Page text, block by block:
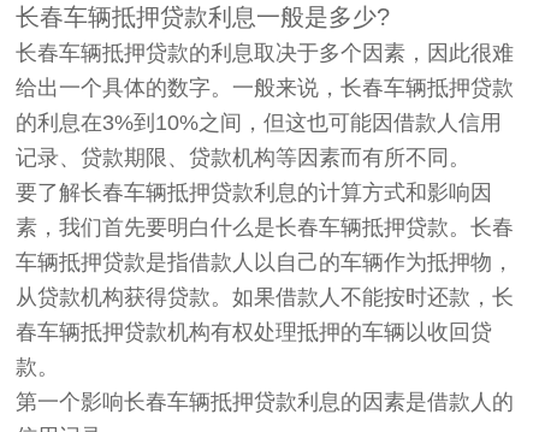
长春车辆抵押贷款利息一般是多少?
长春车辆抵押贷款的利息取决于多个因素，因此很难
给出一个具体的数字。一般来说，长春车辆抵押贷款
的利息在3%到10%之间，但这也可能因借款人信用
记录、贷款期限、贷款机构等因素而有所不同。
要了解长春车辆抵押贷款利息的计算方式和影响因
素，我们首先要明白什么是长春车辆抵押贷款。长春
车辆抵押贷款是指借款人以自己的车辆作为抵押物，
从贷款机构获得贷款。如果借款人不能按时还款，长
春车辆抵押贷款机构有权处理抵押的车辆以收回贷
款。
第一个影响长春车辆抵押贷款利息的因素是借款人的